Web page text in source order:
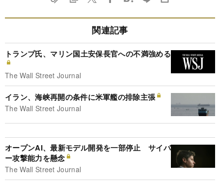
関連記事
トランプ氏、マリン国土安保長官への不満強める
The Wall Street Journal
イラン、海峡再開の条件に米軍艦の排除主張
The Wall Street Journal
オープンAI、最新モデル開発を一部停止 サイバ
ー攻撃能力を懸念
The Wall Street Journal